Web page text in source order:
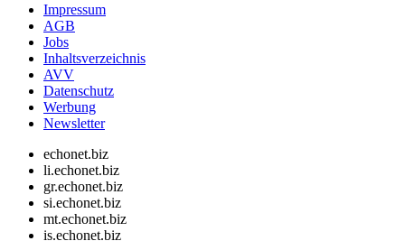
Impressum
AGB
Jobs
Inhaltsverzeichnis
AVV
Datenschutz
Werbung
Newsletter
echonet.biz
li.echonet.biz
gr.echonet.biz
si.echonet.biz
mt.echonet.biz
is.echonet.biz